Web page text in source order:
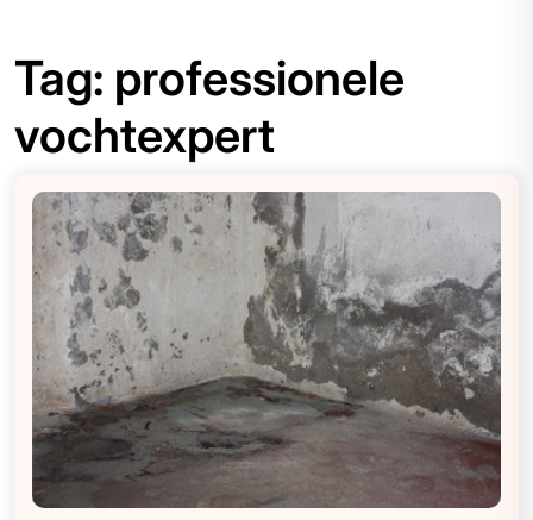
Tag: professionele
vochtexpert